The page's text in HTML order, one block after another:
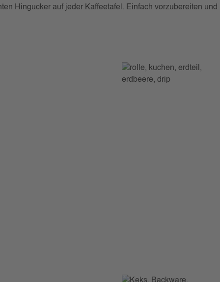
Hingucker auf jeder Kaffeetafel. Einfach vorzubereiten und